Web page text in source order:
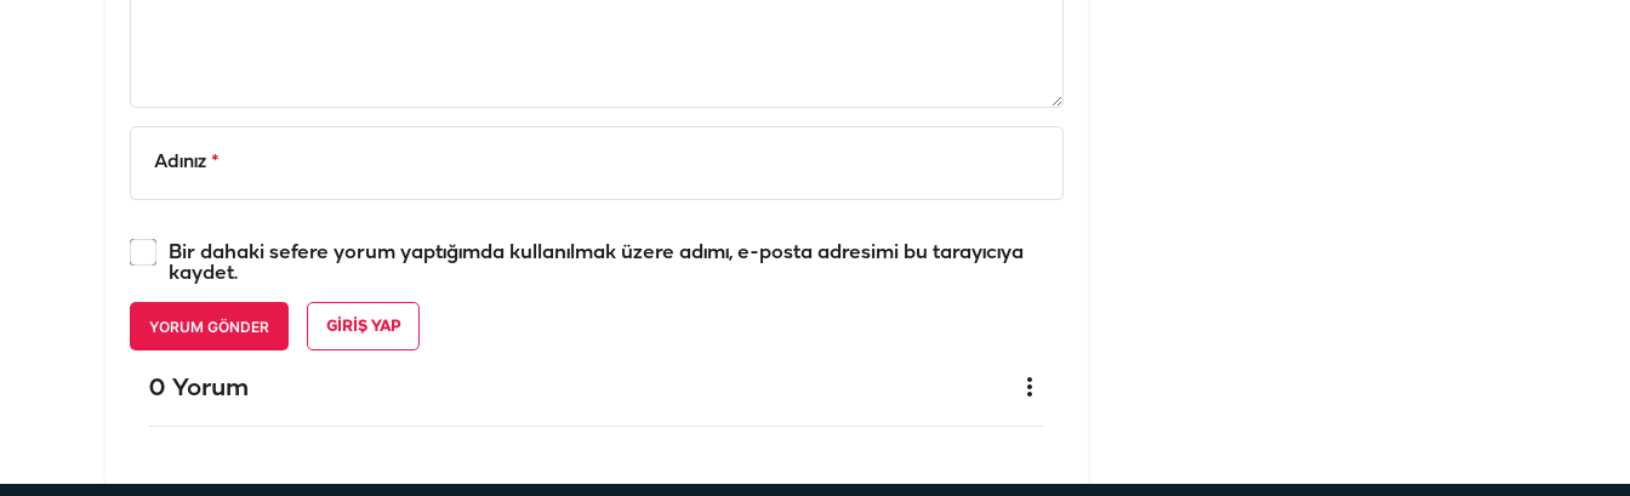
Adınız *
Bir dahaki sefere yorum yaptığımda kullanılmak üzere adımı, e-posta adresimi bu tarayıcıya
kaydet.
YORUM GÖNDER GIRIŞ YAP
0 Yorum